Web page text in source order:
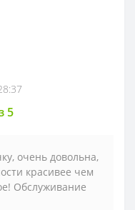
5
очень довольна,
красивее чем
Обслуживание